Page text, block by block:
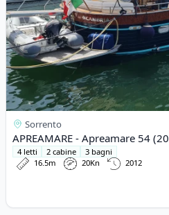
Sorrento
APREAMARE - Apreamare 54
4 letti 2 cabine
3 bagni
16.5m
20Kn 2012